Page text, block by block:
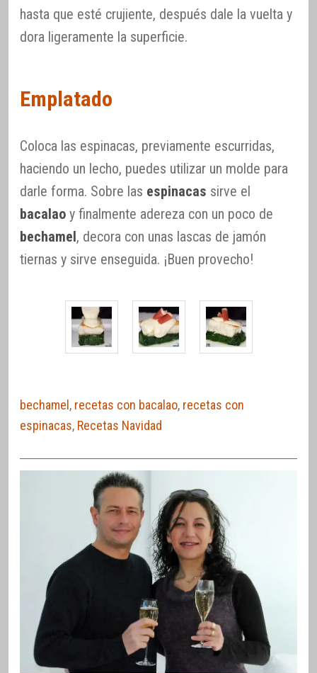
hasta que esté crujiente, después dale la vuelta y
dora ligeramente la superficie.
Emplatado
Coloca las espinacas, previamente escurridas,
haciendo un lecho, puedes utilizar un molde para
darle forma. Sobre las espinacas sirve el
bacalao y finalmente adereza con un poco de
bechamel, decora con unas lascas de jamón
tiernas y sirve enseguida. ¡Buen provecho!
bechamel , recetas con bacalao, recetas con
espinacas, Recetas Navidad